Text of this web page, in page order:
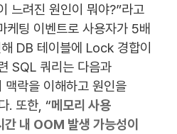
느려진 원인이 뭐야?”라고
케팅 이벤트로 사용자가 5배
DB 테이블에 Lock 경합이
SQL 쿼리는 다음과
맥락을 이해하고 원인을
. 또한, “메모리 사용
내 OOM 발생 가능성이